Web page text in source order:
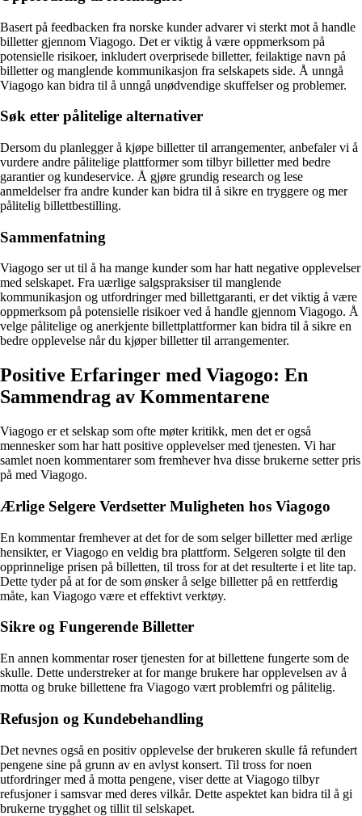
Basert på feedbacken fra norske kunder advarer vi sterkt mot å handle
billetter gjennom Viagogo. Det er viktig å være oppmerksom på
potensielle risikoer, inkludert overprisede billetter, feilaktige navn på
billetter og manglende kommunikasjon fra selskapets side. Å unngå
Viagogo kan bidra til å unngå unødvendige skuffelser og problemer.
Søk etter pålitelige alternativer
Dersom du planlegger å kjøpe billetter til arrangementer, anbefaler vi å
vurdere andre pålitelige plattformer som tilbyr billetter med bedre
garantier og kundeservice. Å gjøre grundig research og lese
anmeldelser fra andre kunder kan bidra til å sikre en tryggere og mer
pålitelig billettbestilling.
Sammenfatning
Viagogo ser ut til å ha mange kunder som har hatt negative opplevelser
med selskapet. Fra uærlige salgspraksiser til manglende
kommunikasjon og utfordringer med billettgaranti, er det viktig å være
oppmerksom på potensielle risikoer ved å handle gjennom Viagogo. Å
velge pålitelige og anerkjente billettplattformer kan bidra til å sikre en
bedre opplevelse når du kjøper billetter til arrangementer.
Positive Erfaringer med Viagogo: En
Sammendrag av Kommentarene
Viagogo er et selskap som ofte møter kritikk, men det er også
mennesker som har hatt positive opplevelser med tjenesten. Vi har
samlet noen kommentarer som fremhever hva disse brukerne setter pris
på med Viagogo.
Ærlige Selgere Verdsetter Muligheten hos Viagogo
En kommentar fremhever at det for de som selger billetter med ærlige
hensikter, er Viagogo en veldig bra plattform. Selgeren solgte til den
opprinnelige prisen på billetten, til tross for at det resulterte i et lite tap.
Dette tyder på at for de som ønsker å selge billetter på en rettferdig
måte, kan Viagogo være et effektivt verktøy.
Sikre og Fungerende Billetter
En annen kommentar roser tjenesten for at billettene fungerte som de
skulle. Dette understreker at for mange brukere har opplevelsen av å
motta og bruke billettene fra Viagogo vært problemfri og pålitelig.
Refusjon og Kundebehandling
Det nevnes også en positiv opplevelse der brukeren skulle få refundert
pengene sine på grunn av en avlyst konsert. Til tross for noen
utfordringer med å motta pengene, viser dette at Viagogo tilbyr
refusjoner i samsvar med deres vilkår. Dette aspektet kan bidra til å gi
brukerne trygghet og tillit til selskapet.